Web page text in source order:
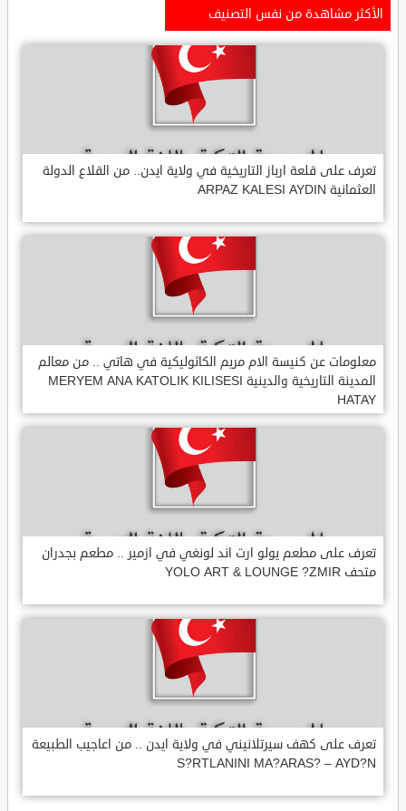
الأكثر مشاهدة من نفس التصنيف
تعرف على قلعة ارباز التاريخية في ولاية ايدن.. من القلاع الدولة
العثمانية ARPAZ KALESI AYDIN
معلومات عن كنيسة الام مريم الكاثوليكية في هاتي .. من معالم
المدينة التاريخية والدينية MERYEM ANA KATOLIK KILISESI
HATAY
تعرف على مطعم يولو ارت اند لونغي في ازمير .. مطعم بجدران
متحف YOLO ART & LOUNGE ?ZMIR
تعرف على كهف سيرتلانيني في ولاية ايدن .. من اعاجيب الطبيعة
S?RTLANINI MA?ARAS? – AYD?N